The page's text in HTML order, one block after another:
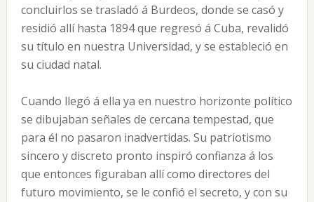
concluirlos se trasladó á Burdeos, donde se casó y
residió allí hasta 1894 que regresó á Cuba, revalidó
su título en nuestra Universidad, y se estableció en
su ciudad natal.
Cuando llegó á ella ya en nuestro horizonte político
se dibujaban señales de cercana tempestad, que
para él no pasaron inadvertidas. Su patriotismo
sincero y discreto pronto inspiró confianza á los
que entonces figuraban allí como directores del
futuro movimiento, se le confió el secreto, y con su